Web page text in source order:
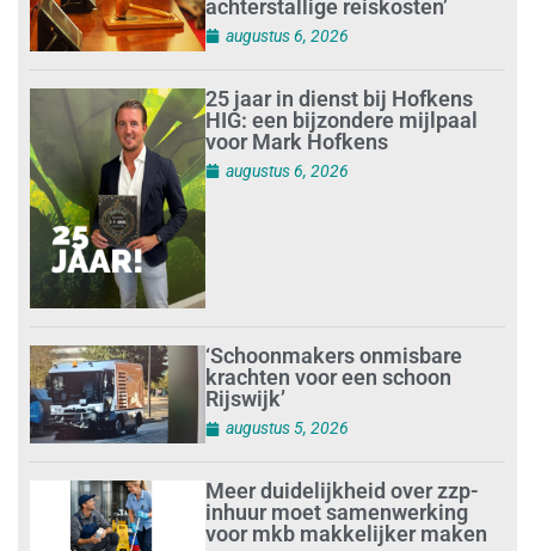
achterstallige reiskosten’
augustus 6, 2026
25 jaar in dienst bij Hofkens
HIG: een bijzondere mijlpaal
voor Mark Hofkens
augustus 6, 2026
‘Schoonmakers onmisbare
krachten voor een schoon
Rijswijk’
augustus 5, 2026
Meer duidelijkheid over zzp-
inhuur moet samenwerking
voor mkb makkelijker maken